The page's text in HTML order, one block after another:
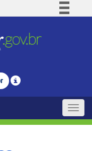
Comunica BR
Legislação
Toggle